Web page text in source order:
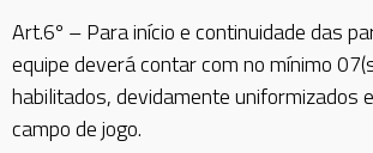
Art.6º – Para início e continuidade das
equipe deverá contar com no mínimo
habilitados, devidamente uniformizados
campo de jogo.